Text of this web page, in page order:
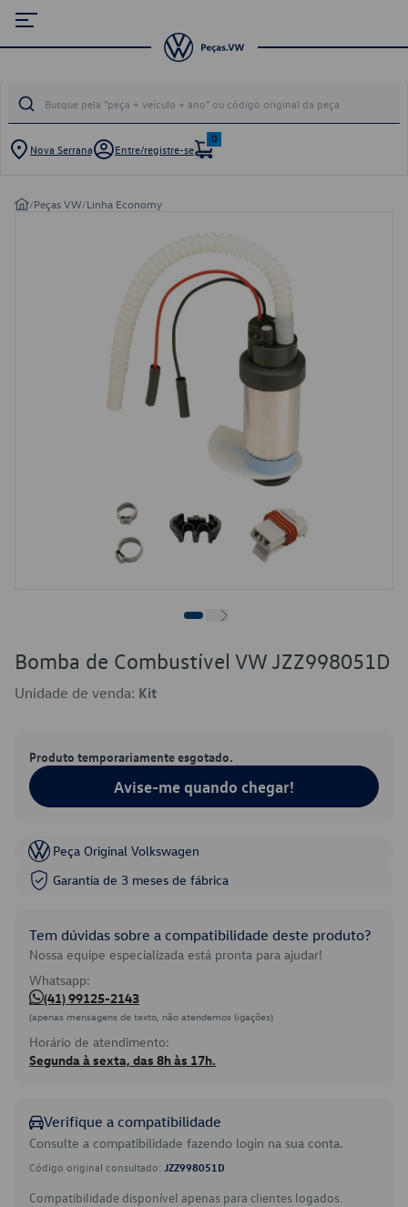
Nova Serrana Entre/registre-se
0
/Peças VW/Linha Economy
Bomba de Combustível VW JZZ998051D
Unidade de venda: Kit
Produto temporariamente esgotado.
Avise-me quando chegar!
Peça Original Volkswagen
Garantia de 3 meses de fábrica
Tem dúvidas sobre a compatibilidade deste produto?
Nossa equipe especializada está pronta para ajudar!
Whatsapp:
(41) 99125-2143
(apenas mensagens de texto, não atendemos ligações)
Horário de atendimento:
Segunda à sexta, das 8h às 17h.
Verifique a compatibilidade
Consulte a compatibilidade fazendo login na sua conta.
Código original consultado: JZZ998051D
Compatibilidade disponível apenas para clientes logados.